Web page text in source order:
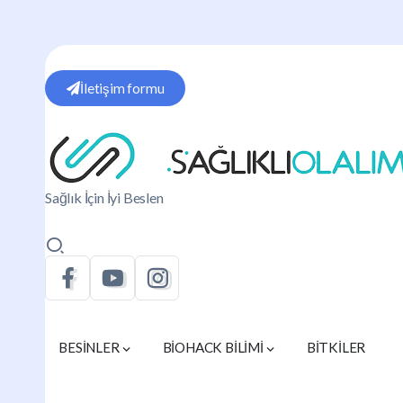
İletişim formu
Sağlık İçin İyi Beslen
BESİNLER BİOHACK BİLİMİ BİTKİLER